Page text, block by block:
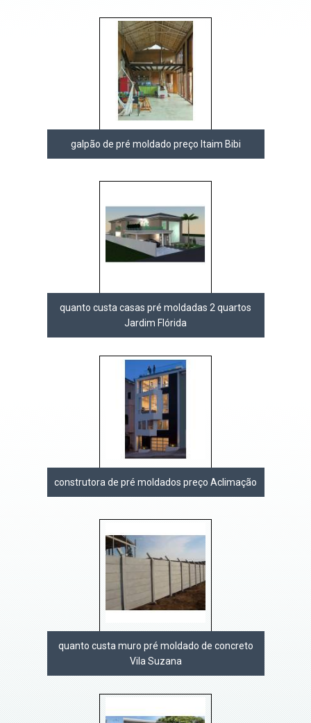
galpão de pré moldado preço Itaim Bibi
quanto custa casas pré moldadas 2 quartos
Jardim Flórida
construtora de pré moldados preço Aclimação
quanto custa muro pré moldado de concreto
Vila Suzana